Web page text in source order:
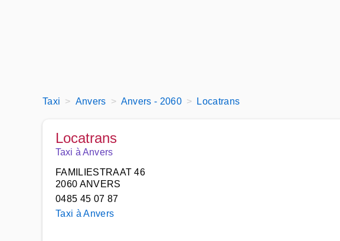
Taxi Anvers Anvers - 2060 Locatrans
Locatrans
Taxi à Anvers
FAMILIESTRAAT 46
2060 ANVERS
0485 45 07 87
Taxi à Anvers